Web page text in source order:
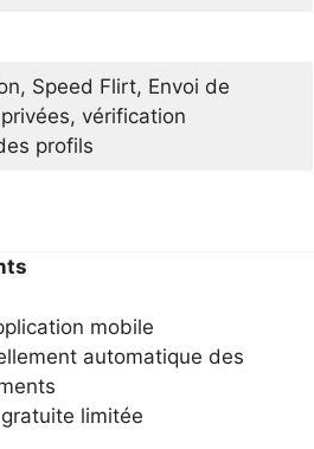
Speed Flirt, Envoi de
vérification
profils
mobile
automatique des
limitée